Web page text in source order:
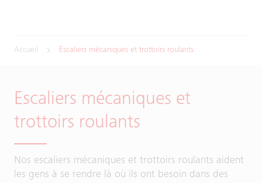
Accueil Escaliers mécaniques et trottoirs roulants
Escaliers mécaniques et
trottoirs roulants
Nos escaliers mécaniques et trottoirs roulants aident
les gens à se rendre là où ils ont besoin dans des